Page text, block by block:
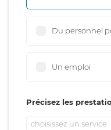
Du personnel
Un emploi
Précisez les
choisissez un service